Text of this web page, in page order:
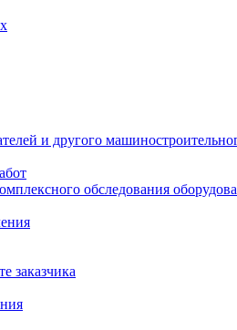
и другого
обследования
заказчика